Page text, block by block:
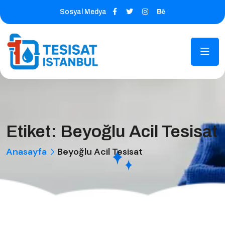
Sosyal Medya
Etiket: Beyoğlu Acil Tesisat
Anasayfa Beyoğlu Acil Tesisat